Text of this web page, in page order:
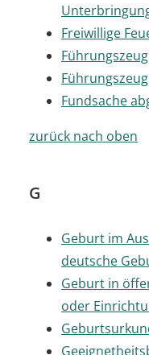
Freiwillige
Fundsache
zurück nach oben
G
Geburt im
deutsche
Geburt in
oder